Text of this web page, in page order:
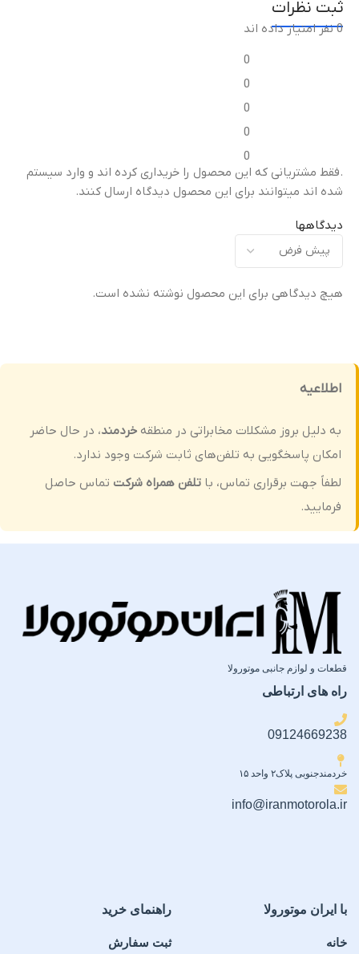
نوع قطعه
فریم ال‌سی‌دی / قاب میانی
تعویض قاب میانی آسیب‌دیده
یا شکسته
کیفیت ساخت
اورجینال (Original Equipment
ضمانت سلامت فیزیکی کالا
یا شکسته
ضمانت سلامت فیزیکی کالا
ثبت نظرات
0 نفر امتیاز داده اند
0
0
0
0
0
دیدگاهها
هیچ دیدگاهی برای این محصول نوشته نشده است.
.فقط مشتریانی که این محصول را خریداری کرده اند و وارد سیستم
شده اند میتوانند برای این محصول دیدگاه ارسال کنند.
اطلاعیه
به دلیل بروز مشکلات مخابراتی در منطقه خردمند، در حال حاضر
امکان پاسخگویی به تلفن‌های ثابت شرکت وجود ندارد.
لطفاً جهت برقراری تماس، با تلفن همراه شرکت تماس حاصل
فرمایید.
قطعات و لوازم جانبی موتورولا
راه های ارتباطی
09124669238
خردمندجنوبی پلاک۲ واحد ۱۵
info@iranmotorola.ir
با ایران موتورولا
خانه
راهنمای خرید
ثبت سفارش